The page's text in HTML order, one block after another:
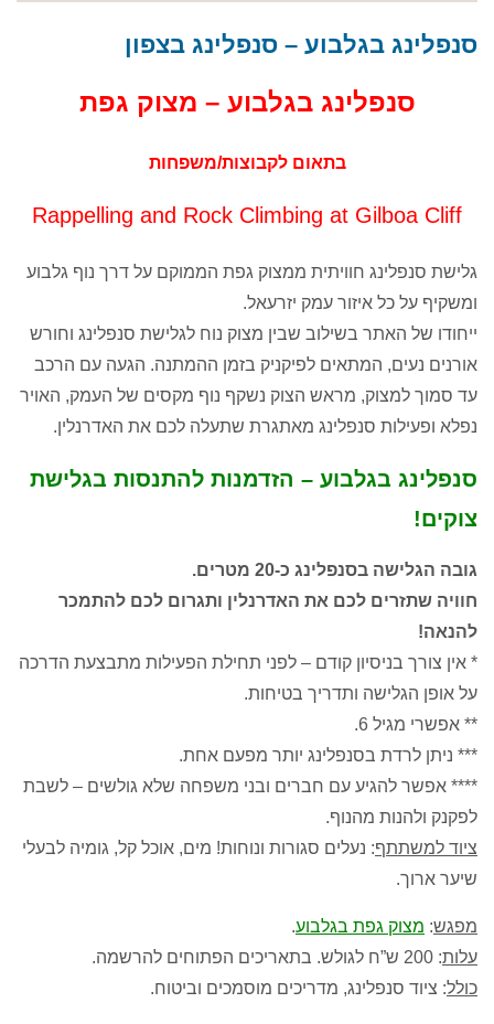
14.8, שבת 15.8, חמישי 20.8...
סנפלינג בגלבוע – סנפלינג בצפון
סנפלינג בגלבוע – מצוק גפת
בתאום לקבוצות/משפחות
Rappelling and Rock Climbing at Gilboa Cliff
גלישת סנפלינג חוויתית ממצוק גפת הממוקם על דרך נוף גלבוע
ומשקיף על כל איזור עמק יזרעאל.
ייחודו של האתר בשילוב שבין מצוק נוח לגלישת סנפלינג וחורש
אורנים נעים, המתאים לפיקניק בזמן ההמתנה. הגעה עם הרכב
עד סמוך למצוק, מראש הצוק נשקף נוף מקסים של העמק, האויר
נפלא ופעילות סנפלינג מאתגרת שתעלה לכם את האדרנלין.
סנפלינג בגלבוע – הזדמנות להתנסות בגלישת
צוקים!
גובה הגלישה בסנפלינג כ-20 מטרים.
חוויה שתזרים לכם את האדרנלין ותגרום לכם להתמכר
להנאה!
* אין צורך בניסיון קודם – לפני תחילת הפעילות מתבצעת הדרכה
על אופן הגלישה ותדריך בטיחות.
** אפשרי מגיל 6.
*** ניתן לרדת בסנפלינג יותר מפעם אחת.
**** אפשר להגיע עם חברים ובני משפחה שלא גולשים – לשבת
לפקנק ולהנות מהנוף.
ציוד למשתתף: נעלים סגורות ונוחות! מים, אוכל קל, גומיה לבעלי
שיער ארוך.
מפגש: מצוק גפת בגלבוע.
עלות: 200 ש”ח לגולש. בתאריכים הפתוחים להרשמה.
כולל: ציוד סנפלינג, מדריכים מוסמכים וביטוח.